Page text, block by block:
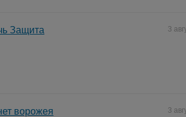
3
Защита
3
ворожея